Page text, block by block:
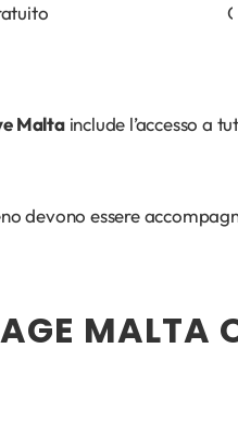
Malta include l’accesso a
devono essere
MALTA